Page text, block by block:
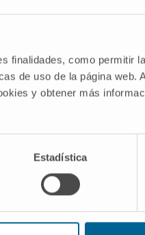
finalidades, como permitir
de uso de la página web.
y obtener más
Estadística
de la